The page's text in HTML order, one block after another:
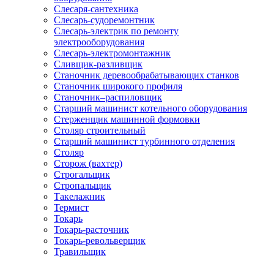
Слесаря-сантехника
Слесарь-судоремонтник
Слесарь-электрик по ремонту
электрооборудования
Слесарь-электромонтажник
Сливщик-разливщик
Станочник деревообрабатывающих станков
Станочник широкого профиля
Станочник–распиловщик
Старший машинист котельного оборудования
Стерженщик машинной формовки
Столяр строительный
Старший машинист турбинного отделения
Столяр
Сторож (вахтер)
Строгальщик
Стропальщик
Такелажник
Термист
Токарь
Токарь-расточник
Токарь-револьверщик
Травильщик